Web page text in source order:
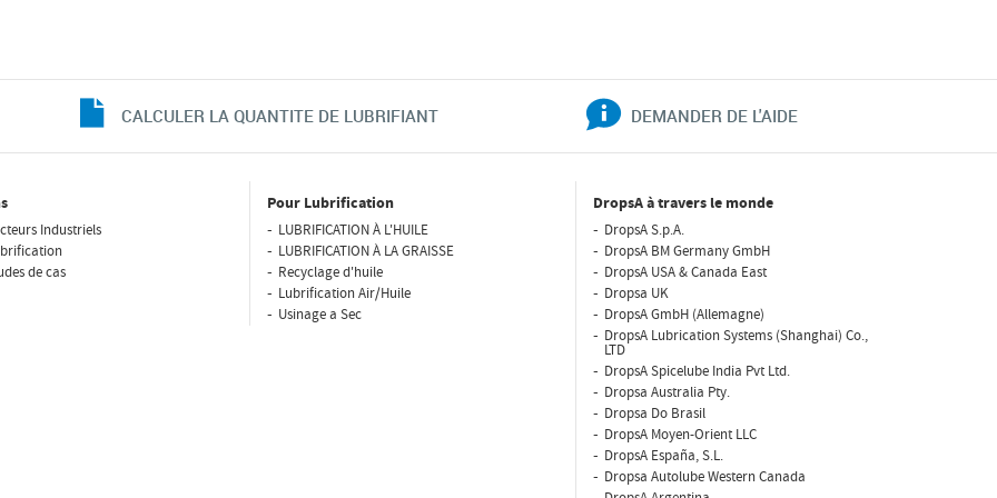
CALCULER LA QUANTITE DE LUBRIFIANT DEMANDER DE L'AIDE
Industriels
de cas
Pour Lubrification
LUBRIFICATION À L'HUILE
LUBRIFICATION À LA GRAISSE
Recyclage d'huile
Lubrification Air/Huile
Usinage a Sec
DropsA à travers le monde
DropsA S.p.A.
DropsA BM Germany GmbH
DropsA USA & Canada East
Dropsa UK
DropsA GmbH (Allemagne)
DropsA Lubrication Systems (Shanghai) Co.,
LTD
DropsA Spicelube India Pvt Ltd.
Dropsa Australia Pty.
Dropsa Do Brasil
DropsA Moyen-Orient LLC
DropsA España, S.L.
Dropsa Autolube Western Canada